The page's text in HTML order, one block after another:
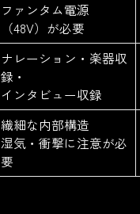
ファンタム電源
（48V）が必要
ナレーション・楽器収
録・
インタビュー収録
繊細な内部構造
湿気・衝撃に注意が必
要